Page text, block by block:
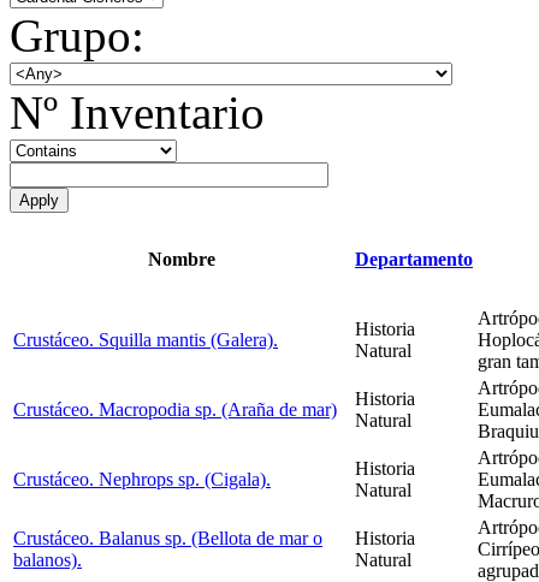
Grupo:
Nº Inventario
Nombre Departamento
Crustáceo. Squilla mantis (Galera).
Historia
Natural
gran
Crustáceo. Macropodia sp. (Araña de mar)
Historia
Natural
Crustáceo. Nephrops sp. (Cigala).
Historia
Natural
Crustáceo. Balanus sp. (Bellota de mar o
balanos).
Historia
Natural